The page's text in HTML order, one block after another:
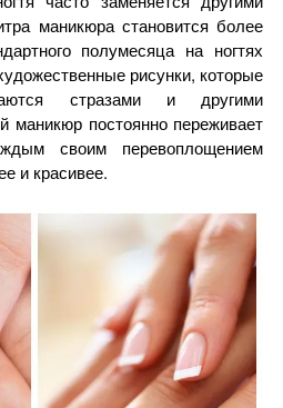
маникюра становится более
полумесяца на ногтях
рисунки, которые
стразами и другими
маникюр постоянно переживает
своим перевоплощением
и красивее.